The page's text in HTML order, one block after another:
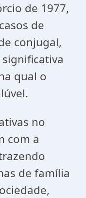
de 1977,
de
conjugal,
qual o
no
com a
de família